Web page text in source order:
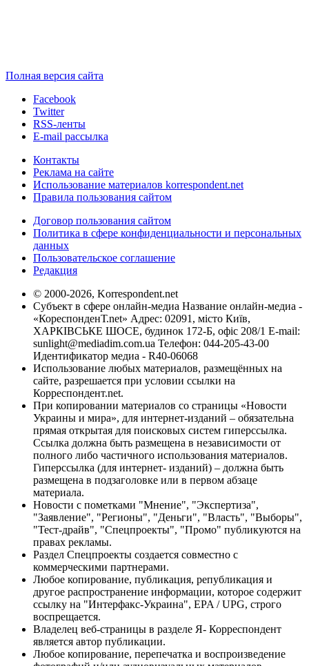
Полная версия сайта
Facebook
Twitter
RSS-ленты
E-mail рассылка
Контакты
Реклама на сайте
Использование материалов korrespondent.net
Правила пользования сайтом
Договор пользования сайтом
Политика в сфере конфиденциальности и персональных
данных
Пользовательское соглашение
Редакция
© 2000-2026, Korrespondent.net
Субъект в сфере онлайн-медиа Название онлайн-медиа -
«КореспонденТ.net» Адрес: 02091, місто Київ,
ХАРКІВСЬКЕ ШОСЕ, будинок 172-Б, офіс 208/1 E-mail:
sunlight@mediadim.com.ua Телефон: 044-205-43-00
Идентификатор медиа - R40-06068
Использование любых материалов, размещённых на
сайте, разрешается при условии ссылки на
Корреспондент.net.
При копировании материалов со страницы «Новости
Украины и мира», для интернет-изданий – обязательна
прямая открытая для поисковых систем гиперссылка.
Ссылка должна быть размещена в независимости от
полного либо частичного использования материалов.
Гиперссылка (для интернет- изданий) – должна быть
размещена в подзаголовке или в первом абзаце
материала.
Новости с пометками "Мнение", "Экспертиза",
"Заявление", "Регионы", "Деньги", "Власть", "Выборы",
"Тест-драйв", "Спецпроекты", "Промо" публикуются на
правах рекламы.
Раздел Спецпроекты создается совместно с
коммерческими партнерами.
Любое копирование, публикация, републикация и
другое распространение информации, которое содержит
ссылку на "Интерфакс-Украина", EPA / UPG, строго
воспрещается.
Владелец веб-страницы в разделе Я- Корреспондент
является автор публикации.
Любое копирование, перепечатка и воспроизведение